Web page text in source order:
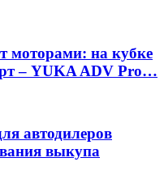
моторами: на кубке
– YUKA ADV Pro…
автодилеров
выкупа